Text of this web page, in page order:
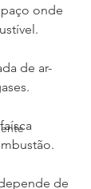
onde
de ar-
de